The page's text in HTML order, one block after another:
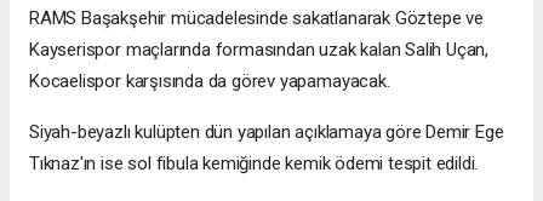
RAMS Başakşehir mücadelesinde sakatlanarak Göztepe ve
Kayserispor maçlarında formasından uzak kalan Salih Uçan,
Kocaelispor karşısında da görev yapamayacak.
Siyah-beyazlı kulüpten dün yapılan açıklamaya göre Demir Ege
Tıknaz'ın ise sol fibula kemiğinde kemik ödemi tespit edildi.